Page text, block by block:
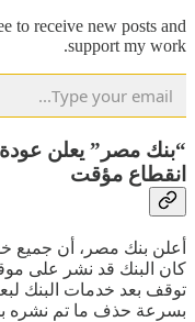
to receive new posts and
support my work.
“بنك مصر” يعلن
انقطاع مؤقت
أعلن بنك مصر، أن جميع
كان البنك قد نشر على
توقف بعد خدمات البنك
بسرعة حذف ما تم نشره